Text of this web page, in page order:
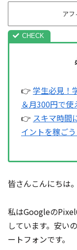
アフ
👉 学生必見！
＆月300円で
👉 スキマ時間
イントを稼ご
皆さんこんにちは
私はGoogleの
しています。安い
ートフォンです。